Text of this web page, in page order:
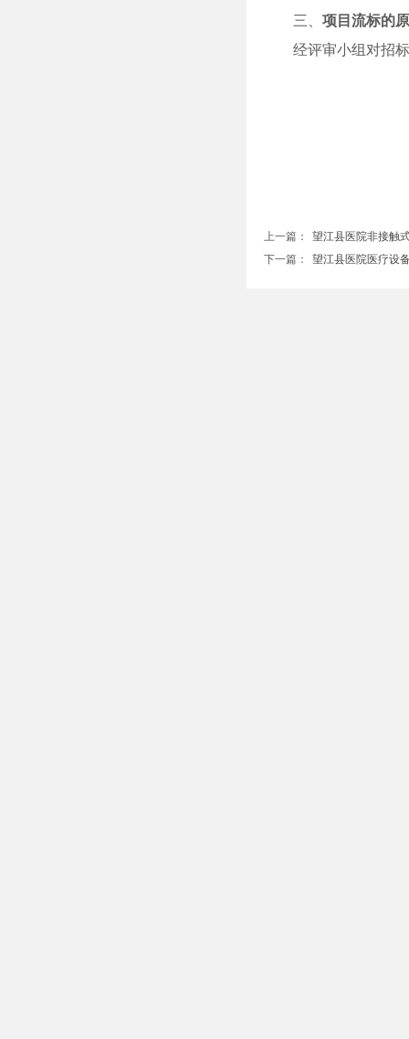
三、 项目流标的
经评审小组对招
上一篇：
望江县医院非接触
下一篇：
望江县医院医疗设